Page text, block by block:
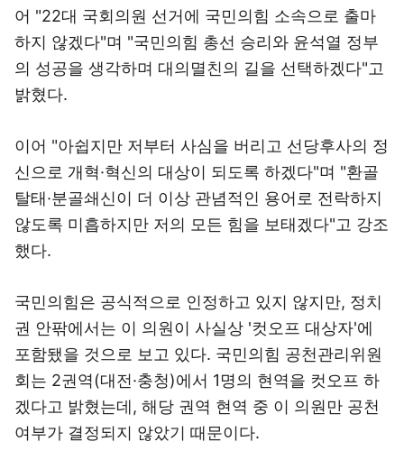
어 "22대 국회의원 선거에 국민의힘 소속으로 출마
하지 않겠다"며 "국민의힘 총선 승리와 윤석열 정부
의 성공을 생각하며 대의멸친의 길을 선택하겠다"고
밝혔다.
이어 "아쉽지만 저부터 사심을 버리고 선당후사의 정
신으로 개혁·혁신의 대상이 되도록 하겠다"며 "환골
탈태·분골쇄신이 더 이상 관념적인 용어로 전락하지
않도록 미흡하지만 저의 모든 힘을 보태겠다"고 강조
했다.
국민의힘은 공식적으로 인정하고 있지 않지만, 정치
권 안팎에서는 이 의원이 사실상 '컷오프 대상자'에
포함됐을 것으로 보고 있다. 국민의힘 공천관리위원
회는 2권역(대전·충청)에서 1명의 현역을 컷오프 하
겠다고 밝혔는데, 해당 권역 현역 중 이 의원만 공천
여부가 결정되지 않았기 때문이다.